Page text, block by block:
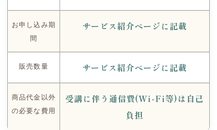
お申し込み期
間
サービス紹介ページに記載
販売数量 サービス紹介ページに記載
商品代金以外
の必要な費用
受講に伴う通信費(Wi-Fi等)は自己
負担